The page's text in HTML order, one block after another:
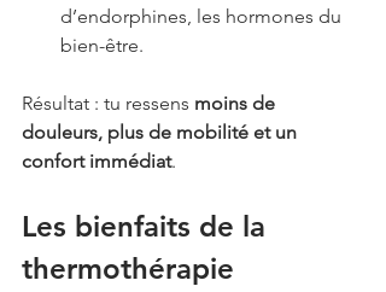
d’endorphines, les hormones du
bien-être.
Résultat : tu ressens moins de
douleurs, plus de mobilité et un
confort immédiat.
Les bienfaits de la
thermothérapie